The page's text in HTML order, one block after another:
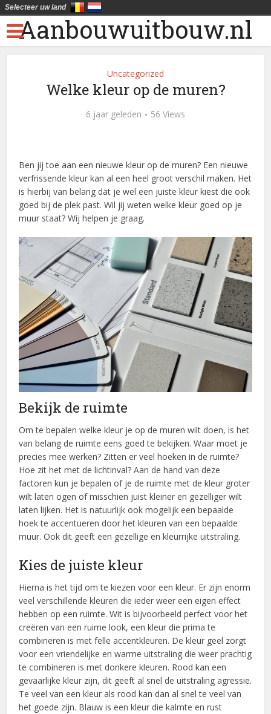
Aanbouwuitbouw.nl
Uncategorized
Welke kleur op de muren?
6 jaar geleden 56 Views
Ben jij toe aan een nieuwe kleur op de muren? Een nieuwe
verfrissende kleur kan al een heel groot verschil maken. Het
is hierbij van belang dat je wel een juiste kleur kiest die ook
goed bij de plek past. Wil jij weten welke kleur goed op je
muur staat? Wij helpen je graag.
Bekijk de ruimte
Om te bepalen welke kleur je op de muren wilt doen, is het
van belang de ruimte eens goed te bekijken. Waar moet je
precies mee werken? Zitten er veel hoeken in de ruimte?
Hoe zit het met de lichtinval? Aan de hand van deze
factoren kun je bepalen of je de ruimte met de kleur groter
wilt laten ogen of misschien juist kleiner en gezelliger wilt
laten lijken. Het is natuurlijk ook mogelijk een bepaalde
hoek te accentueren door het kleuren van een bepaalde
muur. Ook dit geeft een gezellige en kleurrijke uitstraling.
Kies de juiste kleur
Hierna is het tijd om te kiezen voor een kleur. Er zijn enorm
veel verschillende kleuren die ieder weer een eigen effect
hebben op een ruimte. Wit is bijvoorbeeld perfect voor het
creëren van een ruime look, een kleur die prima te
combineren is met felle accentkleuren. De kleur geel zorgt
voor een vriendelijke en warme uitstraling die weer prachtig
te combineren is met donkere kleuren. Rood kan een
gevaarlijke kleur zijn, dit geeft al snel de uitstraling agressie.
Te veel van een kleur als rood kan dan al snel te veel van
het goede zijn. Blauw is een kleur die kalmte en rust
Selecteer uw land